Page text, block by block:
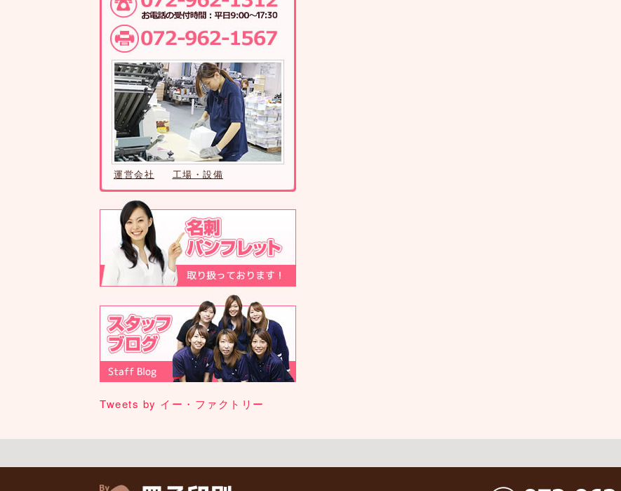
運営会社 工場・設備
Tweets by イー・ファクトリー